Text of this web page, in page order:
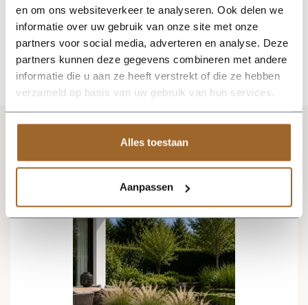
en om ons websiteverkeer te analyseren. Ook delen we
informatie over uw gebruik van onze site met onze
partners voor social media, adverteren en analyse. Deze
partners kunnen deze gegevens combineren met andere
informatie die u aan ze heeft verstrekt of die ze hebben
verzameld op basis van uw gebruik van hun services.
Alles toestaan
Aanpassen
Vergelijkbare producten